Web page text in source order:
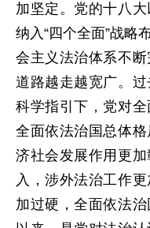
加坚定。党的十八
纳入“四个全面”战略
会主义法治体系不
道路越走越宽广。
科学指引下，党对
全面依法治国总体
济社会发展作用更
入，涉外法治工作
加过硬，全面依法